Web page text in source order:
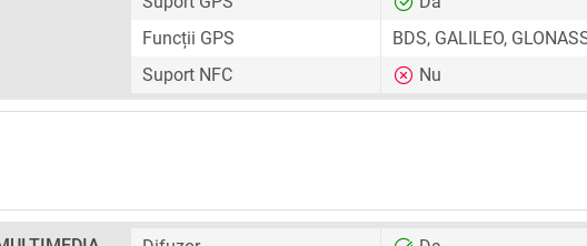
Funcții GPS
BDS, GALILEO,
Suport NFC
Nu